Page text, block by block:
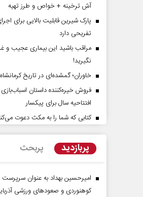
آش ترخینه + خواص و طرز تهیه
پارک شیرین قابلیت‌ بالایی برای
تفریحی دارد
مراقب باشید این بیماری عجیب و
نگیرید!
خاوران؛ گمشده‌ای در تاریخ کرمانشاه
افتتاحیه سال برای پیکسار
کتابی که شما را به مکث دعوت
پربازدید پربحث
امیرحسین بهداد به عنوان
کوهنوردی و صعودهای ورزشی
حقیقتِ آرامش‌ بخش
دکتر حسین
رسانه ملی